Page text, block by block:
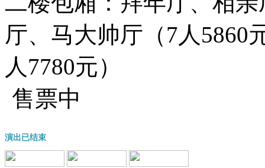
厅、马大帅厅（7人5860
人7780元）
售票中
演出已结束